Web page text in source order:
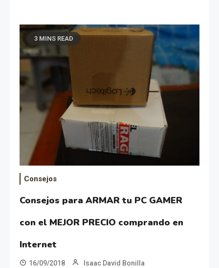
3 MINS READ
Consejos
Consejos para ARMAR tu PC GAMER
con el MEJOR PRECIO comprando en
Internet
16/09/2018 Isaac David Bonilla